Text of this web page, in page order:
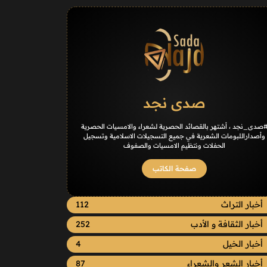
صدى نجد
#صدى_نجد ، أشتهر بالقصائد الحصرية لشعراء والامسيات الحصرية
وأصداراللبومات الشعرية في جميع التسجيلات الاسلامية وتسجيل
الحفلات ونتظيم الامسيات والصفوف
صفحة الكاتب
أخبار التراث
112
أخبار الثقافة و الأدب
252
أخبار الخيل
4
أخبار الشعر والشعراء
87